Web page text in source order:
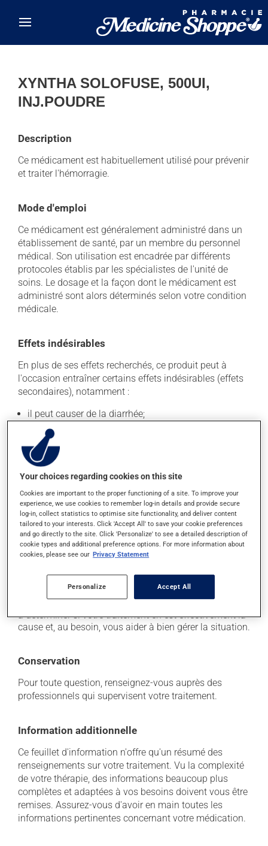
XYNTHA SOLOFUSE, 500UI,
INJ.POUDRE
Description
Ce médicament est habituellement utilisé pour prévenir
et traiter l'hémorragie.
Mode d'emploi
Ce médicament est généralement administré dans un
établissement de santé, par un membre du personnel
médical. Son utilisation est encadrée par différents
protocoles établis par les spécialistes de l'unité de
soins. Le dosage et la façon dont le médicament est
administré sont alors déterminés selon votre condition
médicale.
Effets indésirables
En plus de ses effets recherchés, ce produit peut à
l'occasion entraîner certains effets indésirables (effets
secondaires), notamment :
il peut causer de la diarrhée;
il peut faire apparaître des boutons et de la rougeur
sur la peau;
il peut entraîner de la faiblesse;
il peut causer des saignements;
il peut causer des nausées ou, rarement, des
vomissements;
il peut causer de la rougeur et de l'enflure au site
d'injection.
Chaque personne peut réagir différemment à un
d'un problème qui vous incommode, qu'il soit
mentionné ici ou non, discutez-en avec votre
professionnel(le) de la santé. Il ou elle peut vous aider
à déterminer si votre traitement en est effectivement la
cause et, au besoin, vous aider à bien gérer la situation.
Conservation
Pour toute question, renseignez-vous auprès des
professionnels qui supervisent votre traitement.
Information additionnelle
Ce feuillet d'information n'offre qu'un résumé des
renseignements sur votre traitement. Vu la complexité
de votre thérapie, des informations beaucoup plus
complètes et adaptées à vos besoins doivent vous être
remises. Assurez-vous d'avoir en main toutes les
informations pertinentes concernant votre médication.
Your choices regarding cookies on this site
Cookies are important to the proper functioning of a site. To improve your
experience, we use cookies to remember log-in details and provide secure
log-in, collect statistics to optimise site functionality, and deliver content
tailored to your interests. Click 'Accept All' to save your cookie preferences
and go directly to the site. Click 'Personalize' to see a detailed description of
cookie types and additional preference options. For more information about
cookies, please see our Privacy Statement
Personalize Accept All